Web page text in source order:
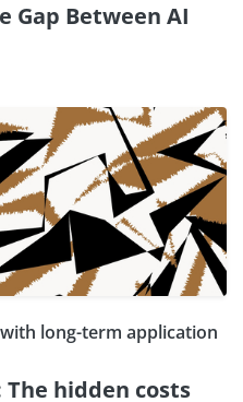
Gap Between AI
long-term application
hidden costs